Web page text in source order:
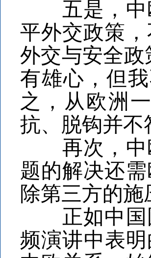
五是，中欧
平外交政策
外交与安全
有雄心，但
之，从欧洲
抗、脱钩并不
再次，中欧
题的解决还
除第三方的
正如中国国
频演讲中表